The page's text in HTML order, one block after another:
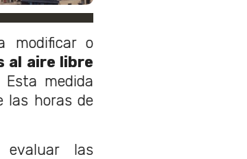
modificar o
al aire libre
Esta medida
las horas de
las